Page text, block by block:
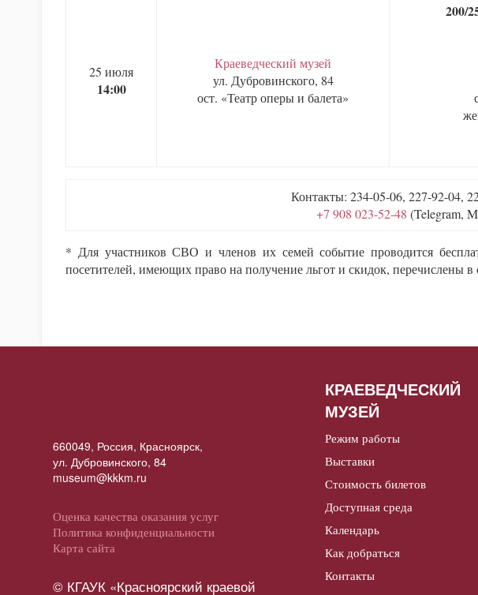
25 июля
14:00
Краеведческий музей
ул. Дубровинского, 84
ост. «Театр оперы и балета»
200/
Контакты: 234-05-06, 227-92-04,
+7 908 023-52-48 (Telegram,
* Для участников СВО и членов их семей событие проводится
посетителей, имеющих право на получение льгот и скидок, перечислены
660049, Россия, Красноярск,
ул. Дубровинского, 84
museum@kkkm.ru
Оценка качества оказания услуг
Политика конфиденциальности
Карта сайта
© КГАУК «Красноярский краевой
КРАЕВЕДЧЕСКИЙ
МУЗЕЙ
Режим работы
Выставки
Стоимость билетов
Доступная среда
Календарь
Как добраться
Контакты